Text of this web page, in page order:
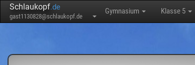
Schlaukopf.de
gast1130828@schlaukopf.de
Gymnasium Klasse 5